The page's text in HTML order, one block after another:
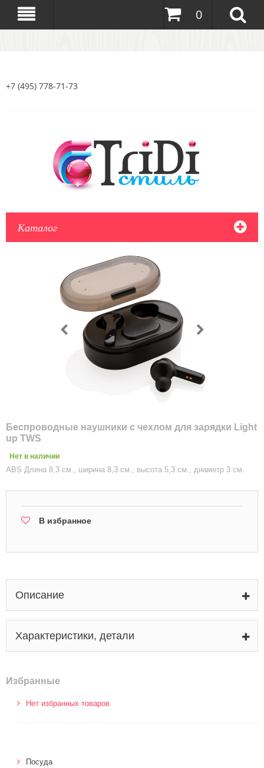
0
+7 (495) 778-71-73
Каталог
Беспроводные наушники с чехлом для зарядки Light
up TWS
Нет в наличии
ABS Длина 8,3 см., ширина 8,3 см., высота 5,3 см., диаметр 3 см.
В избранное
Описание
Характеристики, детали
Избранные
Нет избранных товаров
Посуда